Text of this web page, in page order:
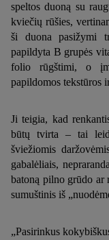
speltos duoną su
kviečių rūšies,
ši duona pasižymi
papildyta B grupės
folio rūgštimi, o
papildomos tekstūros
Ji teigia, kad
būtų tvirta – tai
šviežiomis
gabalėliais,
batoną pilno grūdo ar
sumuštinis iš
„Pasirinkus